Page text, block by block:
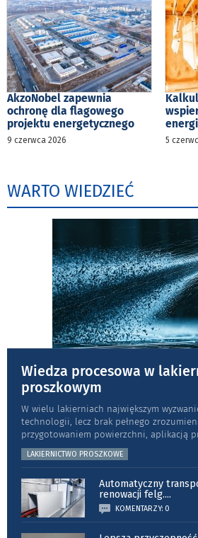
AkzoNobel zapewnia
ochronę dla flagowego
projektu energetycznego
9 czerwca 2026 5
WARTO WIEDZIEĆ
Wiedza procesowa w
proszkowym
W wielu lakierniach największym
technologii, lecz brak pełnego
przygotowaniem powierzchni, aplikacją
LAKIERNICTWO PROSZKOWE
Automatyczny
renowacji felg....
KOMENTARZY: 0